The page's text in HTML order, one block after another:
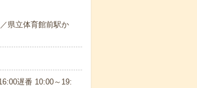
県立体育館前駅か
遅番 10:00～19: